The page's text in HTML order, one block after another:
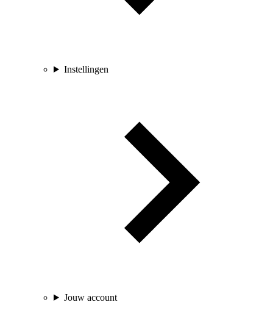
Instellingen
Jouw account